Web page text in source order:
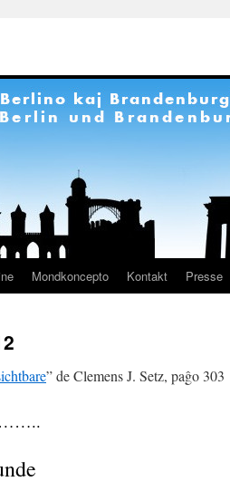
Mondkoncepto Kontakt Presse
” de Clemens J. Setz, paĝo 303